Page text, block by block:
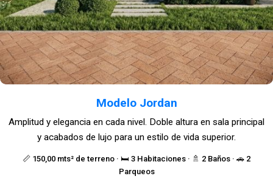
Modelo Jordan
📏 150,00 mts² de terreno · 🛏️ 3 Habitaciones · 🚿 2 Baños · 🚗 2
Parqueos
Amplitud y elegancia en cada nivel. Doble altura en sala principal
y acabados de lujo para un estilo de vida superior.